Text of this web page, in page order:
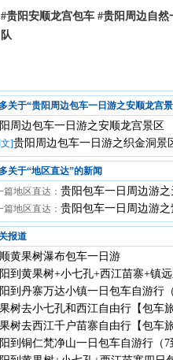
#贵阳安顺龙宫包车 #贵阳周边自
队
关于“贵阳周边包车一日游之安顺龙宫
周边包车一日游之安顺龙宫景区
]贵阳周边包车一日游之织金洞景
关于“地区直达”的新闻
篇地区直达： 贵阳包车一日周边游之
篇地区直达： 贵阳包车一日周边游
报道
黄果树瀑布包车一日游
到黄果树+小七孔+西江苗寨+镇远
到丹寨万达小镇一日包车自游行（
树去小七孔和西江自由行【包车旅
树去西江千户苗寨自由行【包车旅
到铜仁梵净山一日包车自游行（7